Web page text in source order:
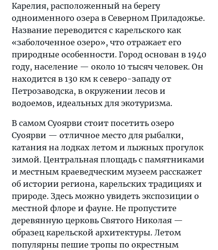
Карелия, расположенный на берегу
одноименного озера в Северном Приладожье.
Название переводится с карельского как
«заболоченное озеро», что отражает его
природные особенности. Город основан в 1940
году, население — около 10 тысяч человек. Он
находится в 130 км к северо-западу от
Петрозаводска, в окружении лесов и
водоемов, идеальных для экотуризма.
В самом Суоярви стоит посетить озеро
Суоярви — отличное место для рыбалки,
катания на лодках летом и лыжных прогулок
зимой. Центральная площадь с памятниками
и местным краеведческим музеем расскажет
об истории региона, карельских традициях и
природе. Здесь можно увидеть экспозиции о
местной флоре и фауне. Не пропустите
деревянную церковь Святого Николая —
образец карельской архитектуры. Летом
популярны пешие тропы по окрестным